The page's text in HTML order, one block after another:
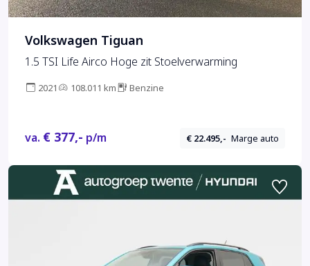
Volkswagen Tiguan
1.5 TSI Life Airco Hoge zit Stoelverwarming
2021 108.011 km Benzine
va. € 377,- p/m € 22.495,- Marge auto